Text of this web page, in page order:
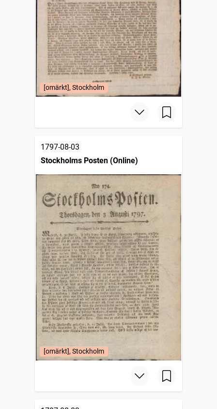
[omärkt], Stockholm
1797-08-03
Stockholms Posten (Online)
[omärkt], Stockholm